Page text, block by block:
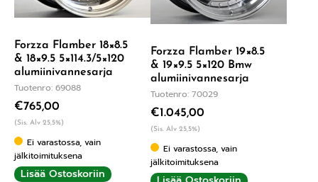
Forzza Flamber 18×8.5
& 18×9.5 5×114.3/5×120
alumiinivannesarja
Tuotenro: 69088
€765,00
(Sis. Alv 25,5%)
Ei varastossa, vain
jälkitoimituksena
Lisää Ostoskoriin
Forzza Flamber 19×8.5
& 19×9.5 5×120 Bmw
alumiinivannesarja
Tuotenro: 70029
€1.045,00
(Sis. Alv 25,5%)
Ei varastossa, vain
jälkitoimituksena